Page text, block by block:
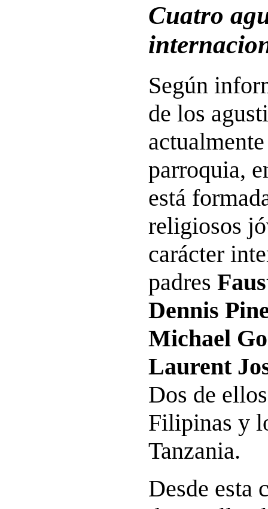
Cuatro
Según
de los
parroquia,
está
religiosos
carácter
padres
Dennis
Michael
Laurent
Dos de
Filipinas y
Tanzania.
Desde esta